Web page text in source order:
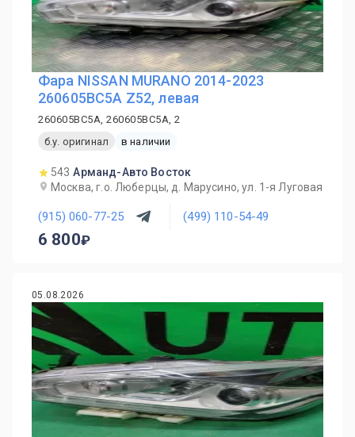
Фара NISSAN MURANO 2014-2023
260605BC5A Z52, левая
260605BC5A, 260605BC5A, 2
б.у. оригинал
в наличии
543 Арманд-Авто Восток
Москва, г.о. Люберцы, д. Марусино, ул. 1-я Луговая
(915) 060-77-25 (499) 110-54-49
6 800
05.08.2026